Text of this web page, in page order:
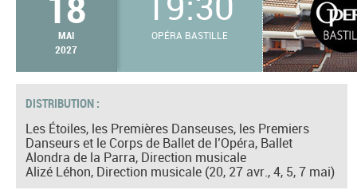
MAI
2027
OPÉRA BASTILLE
DISTRIBUTION :
Les Étoiles, les Premières Danseuses, les Premiers
Danseurs et le Corps de Ballet de l’Opéra, Ballet
Alondra de la Parra, Direction musicale
Alizé Léhon, Direction musicale (20, 27 avr., 4, 5, 7 mai)